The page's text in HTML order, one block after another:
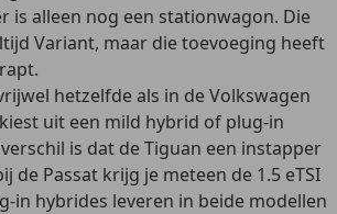
is alleen nog een stationwagon. Die
Variant, maar die toevoeging heeft
hetzelfde als in de Volkswagen
uit een mild hybrid of plug-in
is dat de Tiguan een instapper
de Passat krijg je meteen de 1.5 eTSI
in hybrides leveren in beide modellen